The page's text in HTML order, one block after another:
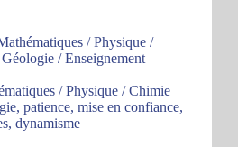
/ Physique /
/ Enseignement
/ Physique / Chimie
patience, mise en confiance,
dynamisme